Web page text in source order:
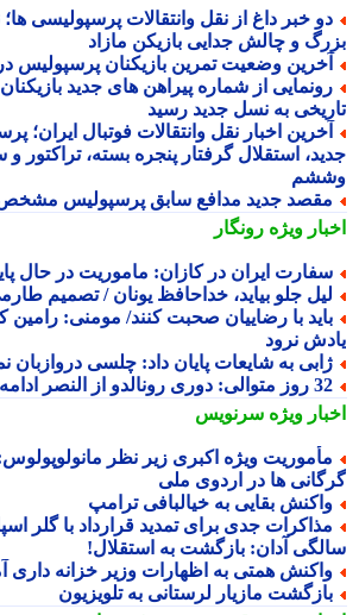
خبر داغ از نقل وانتقالات پرسپولیسی ها؛
و چالش جدایی بازیکن مازاد
وضعیت تمرین بازیکنان پرسپولیس در
از شماره پیراهن های جدید بازیکنان
به نسل جدید رسید
اخبار نقل وانتقالات فوتبال ایران؛
استقلال گرفتار پنجره بسته، تراکتور و
جدید مدافع سابق پرسپولیس مشخص
ویژهرونگار
ایران در کازان: ماموریت در حال
جلو بیاید، خداحافظ یونان / تصمیم
با رضاییان صحبت کنند/ مومنی: رامین
نرود
به شایعات پایان داد: چلسی دروازبان نمی
دوری رونالدو از النصر ادامه دارد
ویژهسرنویس
ویژه اکبری زیر نظر مانولوپولوس:
ها در اردوی ملی
بقایی به خیالبافی ترامپ
آدان: بازگشت به استقلال!
همتی به اظهارات وزیر خزانه داری
مازیار لرستانی به تلویزیون